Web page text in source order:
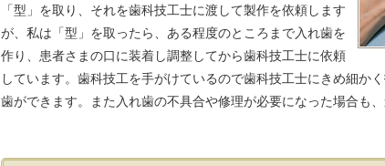
「型」を取り、それを歯科技工士に渡して製作を依頼します
が、私は「型」を取ったら、ある程度のところまで入れ歯を
作り、患者さまの口に装着し調整してから歯科技工士に依頼
しています。歯科技工を手がけているので歯科技工士にきめ細か
歯ができます。また入れ歯の不具合や修理が必要になった場合も